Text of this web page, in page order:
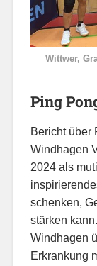
Wittwer,
Ping
Bericht über
Windhagen
2024 als
schenken,
stärken
Windhagen
Erkrankung